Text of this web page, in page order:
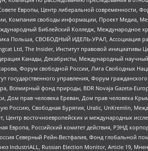
Европы, Центр либеральной современности,
Компания свободы информации, Проект Медиа,
Библейский Колледж, Международное
Польша, СВОБОДНЫЙ ИДЕЛЬ-УРАЛ, Ассоциация
Ltd, The Insider, Институт правовой
Канады, Декабристы, Международный
Форум свободной России, Лига Свободных
государственного управления, Форум
Всемирный фонд природы, BDR Novaja Gazeta-
Дом прав человека Ереван, Дом прав человека
Россию, Свободная Бурятия, Uralic, UnKremlin,
Центр восточноевропейских и международных
Европа, Российский комитет действия, РЭНД
Северный Рейн-Вестфалия, Фонд глобальной
IndustriALL, Russian Election Monitor, Article 19,